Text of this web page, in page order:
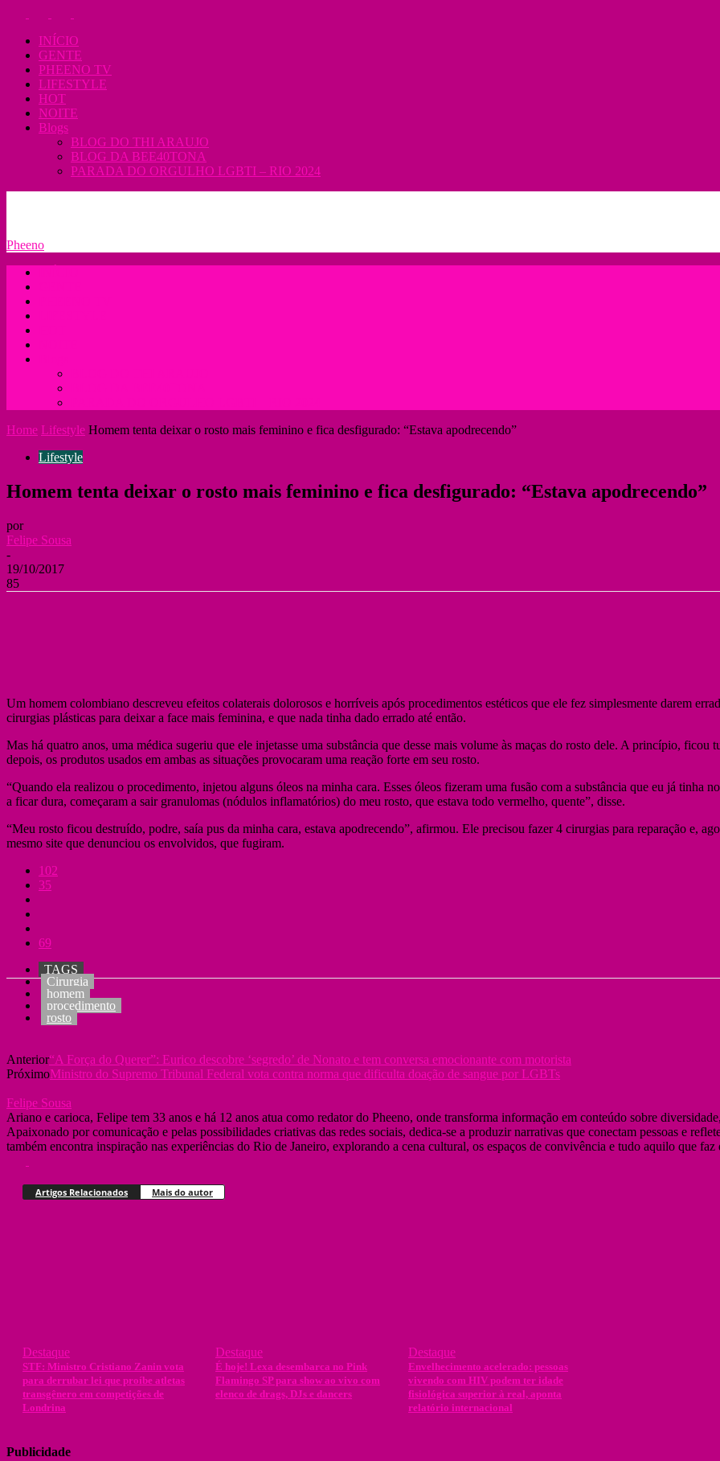
INÍCIO
GENTE
PHEENO TV
LIFESTYLE
HOT
NOITE
Blogs
BLOG DO THI ARAUJO
BLOG DA BEE40TONA
PARADA DO ORGULHO LGBTI – RIO 2024
Pheeno
Home Lifestyle Homem tenta deixar o rosto mais feminino e fica desfigurado: “Estava apodrecendo”
Lifestyle
Homem tenta deixar o rosto mais feminino e fica desfigurado: “Estava apodrecendo”
por
Felipe Sousa
-
19/10/2017
85
Um homem colombiano descreveu efeitos colaterais dolorosos e horríveis após procedimentos estéticos que ele fez simplesmente darem
cirurgias plásticas para deixar a face mais feminina, e que nada tinha dado errado até então.
Mas há quatro anos, uma médica sugeriu que ele injetasse uma substância que desse mais volume às maças do rosto dele. A princípio,
depois, os produtos usados em ambas as situações provocaram uma reação forte em seu rosto.
“Quando ela realizou o procedimento, injetou alguns óleos na minha cara. Esses óleos fizeram uma fusão com a substância que eu já tinha
a ficar dura, começaram a sair granulomas (nódulos inflamatórios) do meu rosto, que estava todo vermelho, quente”, disse.
“Meu rosto ficou destruído, podre, saía pus da minha cara, estava apodrecendo”, afirmou. Ele precisou fazer 4 cirurgias para reparação e,
mesmo site que denunciou os envolvidos, que fugiram.
102
35
69
TAGS
Cirurgia
homem
procedimento
rosto
Anterior“A Força do Querer”: Eurico descobre ‘segredo’ de Nonato e tem conversa emocionante com motorista
PróximoMinistro do Supremo Tribunal Federal vota contra norma que dificulta doação de sangue por LGBTs
Felipe Sousa
Ariano e carioca, Felipe tem 33 anos e há 12 anos atua como redator do Pheeno, onde transforma informação em conteúdo sobre
Apaixonado por comunicação e pelas possibilidades criativas das redes sociais, dedica-se a produzir narrativas que conectam pessoas e
também encontra inspiração nas experiências do Rio de Janeiro, explorando a cena cultural, os espaços de convivência e tudo aquilo que
Artigos Relacionados Mais do autor
Destaque
STF: Ministro Cristiano Zanin vota
para derrubar lei que proíbe atletas
transgênero em competições de
Londrina
Destaque
É hoje! Lexa desembarca no Pink
Flamingo SP para show ao vivo com
elenco de drags, DJs e dancers
Destaque
Envelhecimento acelerado: pessoas
vivendo com HIV podem ter idade
fisiológica superior à real, aponta
relatório internacional
Publicidade